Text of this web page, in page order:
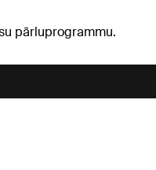
pārluprogrammu.